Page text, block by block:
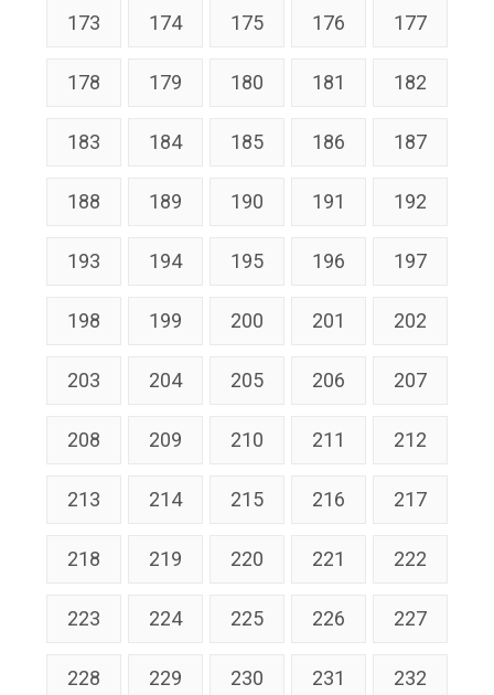
173 174 175 176 177
178 179 180 181 182
183 184 185 186 187
188 189 190 191 192
193 194 195 196 197
198 199 200 201 202
203 204 205 206 207
208 209 210 211 212
213 214 215 216 217
218 219 220 221 222
223 224 225 226 227
228 229 230 231 232